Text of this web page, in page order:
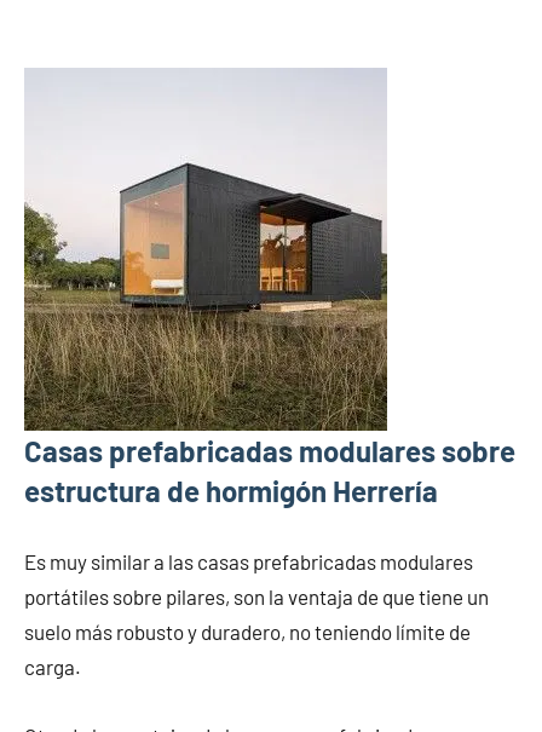
Casas prefabricadas modulares sobre
estructura de hormigón Herrería
Es muy similar a las casas prefabricadas modulares
portátiles sobre pilares, son la ventaja de que tiene un
suelo más robusto y duradero, no teniendo límite de
carga.